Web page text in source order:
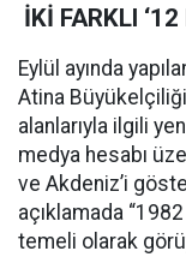
İKİ FARKLI
Eylül ayında
Atina
alanlarıyla ilgili
medya hesabı
ve Akdeniz’i
açıklamada
temeli olarak